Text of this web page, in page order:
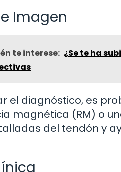
Imagen
te interese: ¿Se te ha
el diagnóstico, es
magnética (RM) o
del tendón y